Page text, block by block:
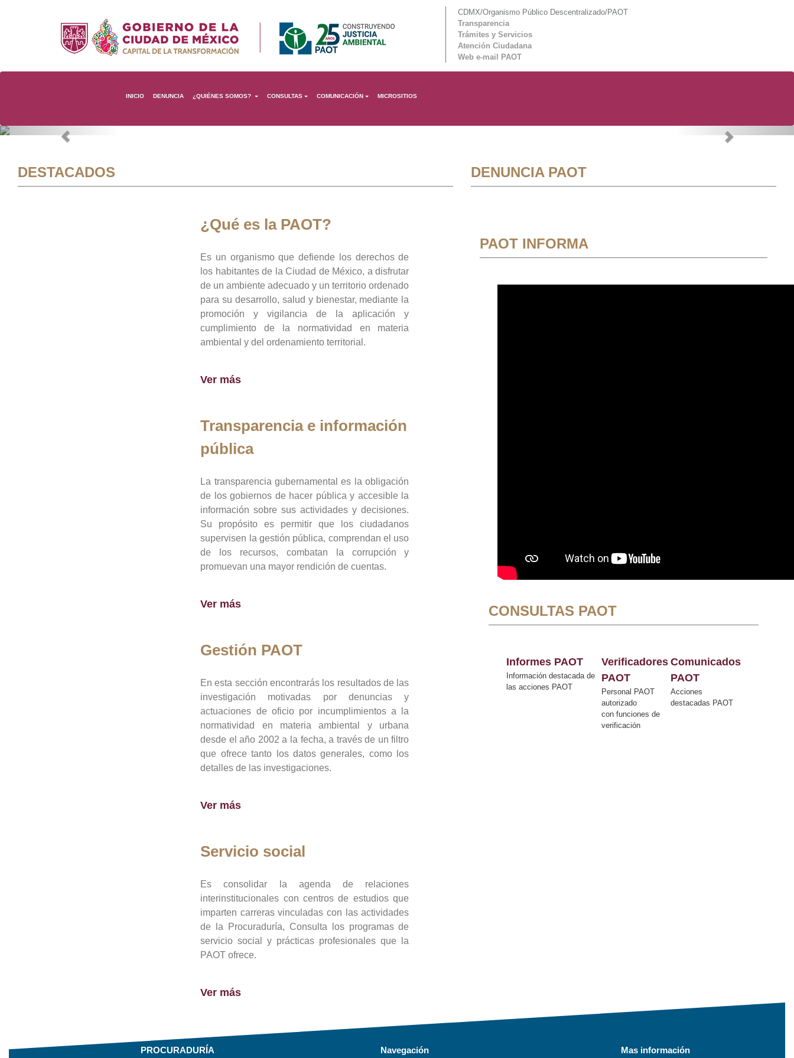
CDMX/Organismo Público Descentralizado/PAOT
Transparencia
Trámites y Servicios
Atención Ciudadana
Web e-mail PAOT
INICIO DENUNCIA ¿QUIÉNES SOMOS? CONSULTAS COMUNICACIÓN MICROSITIOS
Previous Next
DESTACADOS
¿Qué es la PAOT?
Es un organismo que defiende los derechos de
los habitantes de la Ciudad de México, a disfrutar
de un ambiente adecuado y un territorio ordenado
para su desarrollo, salud y bienestar, mediante la
promoción y vigilancia de la aplicación y
cumplimiento de la normatividad en materia
ambiental y del ordenamiento territorial.
Ver más
Transparencia e información
pública
La transparencia gubernamental es la obligación
de los gobiernos de hacer pública y accesible la
información sobre sus actividades y decisiones.
Su propósito es permitir que los ciudadanos
supervisen la gestión pública, comprendan el uso
de los recursos, combatan la corrupción y
promuevan una mayor rendición de cuentas.
Ver más
Gestión PAOT
En esta sección encontrarás los resultados de las
investigación motivadas por denuncias y
actuaciones de oficio por incumplimientos a la
normatividad en materia ambiental y urbana
desde el año 2002 a la fecha, a través de un filtro
que ofrece tanto los datos generales, como los
detalles de las investigaciones.
Ver más
Servicio social
Es consolidar la agenda de relaciones
interinstitucionales con centros de estudios que
imparten carreras vinculadas con las actividades
de la Procuraduría, Consulta los programas de
servicio social y prácticas profesionales que la
PAOT ofrece.
Ver más
DENUNCIA PAOT
PAOT INFORMA
CONSULTAS PAOT
Informes PAOT
Información destacada de
las acciones PAOT
Verificadores
PAOT
Personal PAOT
autorizado
con funciones de
verificación
Comunicados
PAOT
Acciones
destacadas PAOT
PROCURADURÍA Navegación Mas información